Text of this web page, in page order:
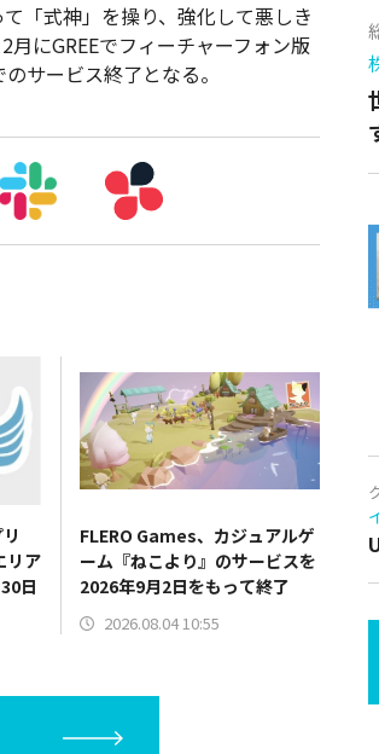
「式神」を操り、強化して悪しき
にGREEでフィーチャーフォン版
サービス終了となる。
リア
日
FLERO Games、カジュアルゲ
ーム『ねこより』のサービスを
2026年9月2日をもって終了
2026.08.04 10:55